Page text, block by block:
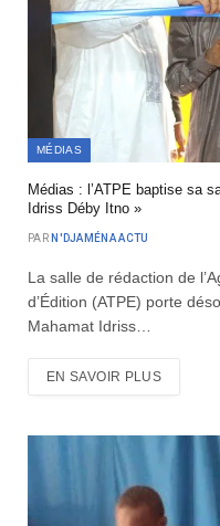
MÉDIAS
Médias : l’ATPE baptise sa
Idriss Déby Itno »
PAR N'DJAMÉNA ACTU
La salle de rédaction de
d’Édition (ATPE) porte
Mahamat Idriss…
EN SAVOIR PLUS